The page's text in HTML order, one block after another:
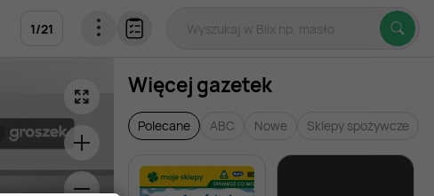
1/21
Więcej gazetek
Polecane ABC Nowe Sklepy spożywcze